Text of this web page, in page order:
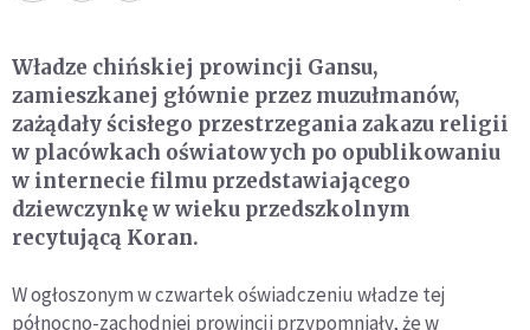
Władze chińskiej prowincji Gansu,
zamieszkanej głównie przez muzułmanów,
zażądały ścisłego przestrzegania zakazu religii
w placówkach oświatowych po opublikowaniu
w internecie filmu przedstawiającego
dziewczynkę w wieku przedszkolnym
recytującą Koran.
W ogłoszonym w czwartek oświadczeniu władze tej
północno-zachodniej prowincji przypomniały, że w